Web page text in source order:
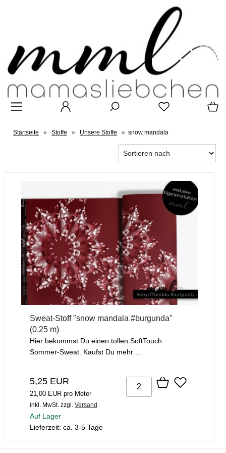
Startseite » Stoffe » Unsere Stoffe » snow mandala
Sweat-Stoff "snow mandala #burgunda"
(0,25 m)
Hier bekommst Du einen tollen SoftTouch
Sommer-Sweat. Kaufst Du mehr ...
5,25 EUR
21,00 EUR pro Meter
inkl. MwSt. zzgl. Versand
Auf Lager
Lieferzeit: ca. 3-5 Tage